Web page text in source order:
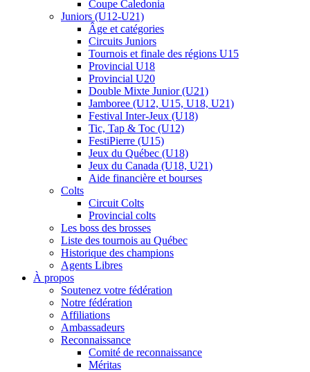
Coupe Caledonia
Juniors (U12-U21)
Âge et catégories
Circuits Juniors
Tournois et finale des régions U15
Provincial U18
Provincial U20
Double Mixte Junior (U21)
Jamboree (U12, U15, U18, U21)
Festival Inter-Jeux (U18)
Tic, Tap & Toc (U12)
FestiPierre (U15)
Jeux du Québec (U18)
Jeux du Canada (U18, U21)
Aide financière et bourses
Colts
Circuit Colts
Provincial colts
Les boss des brosses
Liste des tournois au Québec
Historique des champions
Agents Libres
À propos
Soutenez votre fédération
Notre fédération
Affiliations
Ambassadeurs
Reconnaissance
Comité de reconnaissance
Méritas